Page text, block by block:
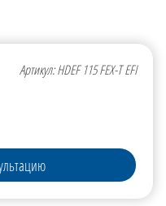
Артикул: HDEF 115 FEX-T EFI